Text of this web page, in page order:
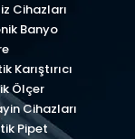
Cihazları
Banyo
Karıştırıcı
Ölçer
Cihazları
Pipet